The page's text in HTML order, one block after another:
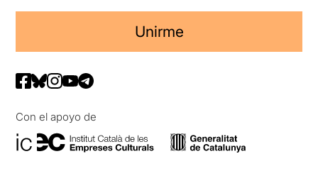
Unirme
Con el apoyo de